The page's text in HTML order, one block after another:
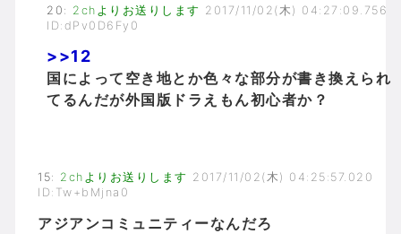
20 : 2chよりお送りします 2017/11/02(木) 04:27:09.756
ID:dPv0D6Fy0
>>12
国によって空き地とか色々な部分が書き換えられ
てるんだが外国版ドラえもん初心者か？
15: 2chよりお送りします 2017/11/02(木) 04:25:57.020
ID:Tw+bMjna0
アジアンコミュニティーなんだろ